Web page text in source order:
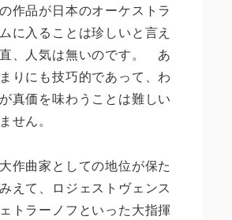
作品が日本のオーケストラ
に入ることは珍しいと言え
、人気は無いのです。 あ
りにも技巧的であって、わ
真価を味わうことは難しい
せん。
作曲家としての地位が保た
えて、ロジェストヴェンス
トラーノフといった大指揮